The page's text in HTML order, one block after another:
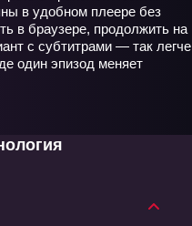
в удобном плеере без
в браузере, продолжить на
с субтитрами — так легче
один эпизод меняет